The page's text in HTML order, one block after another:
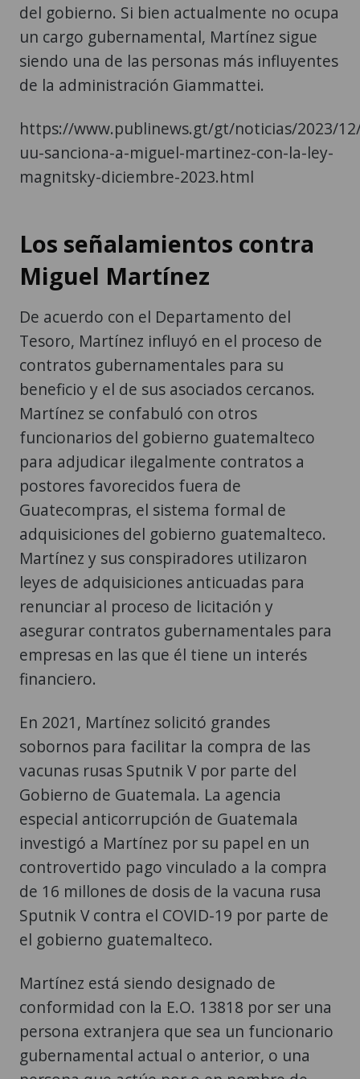
del gobierno. Si bien actualmente no ocupa
un cargo gubernamental, Martínez sigue
siendo una de las personas más influyentes
de la administración Giammattei.
https://www.publinews.gt/gt/noticias/2023/
uu-sanciona-a-miguel-martinez-con-la-ley-
magnitsky-diciembre-2023.html
Los señalamientos contra
Miguel Martínez
De acuerdo con el Departamento del
Tesoro, Martínez influyó en el proceso de
contratos gubernamentales para su
beneficio y el de sus asociados cercanos.
Martínez se confabuló con otros
funcionarios del gobierno guatemalteco
para adjudicar ilegalmente contratos a
postores favorecidos fuera de
Guatecompras, el sistema formal de
adquisiciones del gobierno guatemalteco.
Martínez y sus conspiradores utilizaron
leyes de adquisiciones anticuadas para
renunciar al proceso de licitación y
asegurar contratos gubernamentales para
empresas en las que él tiene un interés
financiero.
En 2021, Martínez solicitó grandes
sobornos para facilitar la compra de las
vacunas rusas Sputnik V por parte del
Gobierno de Guatemala. La agencia
especial anticorrupción de Guatemala
investigó a Martínez por su papel en un
controvertido pago vinculado a la compra
de 16 millones de dosis de la vacuna rusa
Sputnik V contra el COVID-19 por parte de
el gobierno guatemalteco.
Martínez está siendo designado de
conformidad con la E.O. 13818 por ser una
persona extranjera que sea un funcionario
gubernamental actual o anterior, o una